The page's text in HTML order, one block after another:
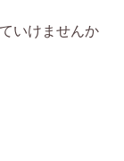
いけませんか